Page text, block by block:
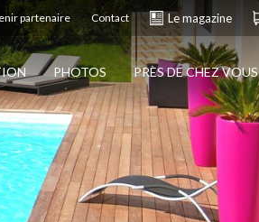
partenaire Contact Le magazine
PHOTOS PRÈS DE CHEZ VOUS